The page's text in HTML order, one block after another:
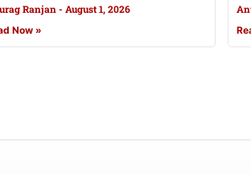
Ranjan August 1, 2026
Now »